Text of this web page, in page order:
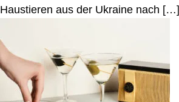
Haustieren aus der Ukraine nach […]